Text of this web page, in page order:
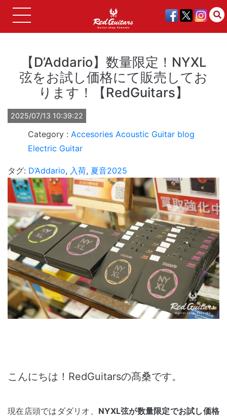
【D’Addario】数量限定！NYXL
弦をお試し価格にて販売してお
ります！【RedGuitars】
2025/07/13 10:39:22
Accesories Acoustic Guitar blog
Electric Guitar
タグ: D’Addario, 入荷, 夏音2025
こんにちは！RedGuitarsの髙桑です。
現在店頭ではダダリオ、 NYXL弦が数量限定でお試し価格